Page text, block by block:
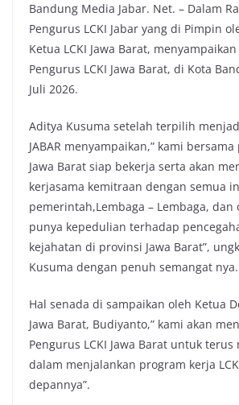
c
e
b
o
o
i
t
t
e
a
t
s
A
p
y
L
Bandung Media Jabar. Net. – Dalam
Pengurus LCKI Jabar yang di Pimpin
Ketua LCKI Jawa Barat,
Pengurus LCKI Jawa Barat, di Kota
Juli 2026.
Aditya Kusuma setelah terpilih
JABAR menyampaikan,” kami
Jawa Barat siap bekerja serta akan
kerjasama kemitraan dengan semua
pemerintah,Lembaga – Lembaga, dan
punya kepedulian terhadap
kejahatan di provinsi Jawa Barat”,
Kusuma dengan penuh semangat nya.
Hal senada di sampaikan oleh Ketua
Jawa Barat, Budiyanto,” kami akan
Pengurus LCKI Jawa Barat untuk
dalam menjalankan program kerja
depannya”.